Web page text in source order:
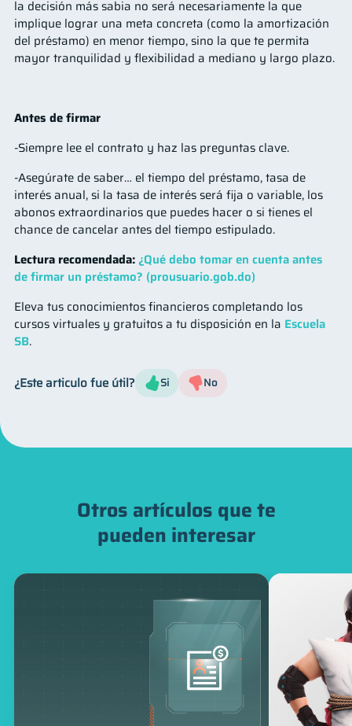
Otros artículos que te
pueden interesar
la decisión más sabia no será necesariamente la que
implique lograr una meta concreta (como la amortización
del préstamo) en menor tiempo, sino la que te permita
mayor tranquilidad y flexibilidad a mediano y largo plazo.
Antes de firmar
-Siempre lee el contrato y haz las preguntas clave.
-Asegúrate de saber… el tiempo del préstamo, tasa de
interés anual, si la tasa de interés será fija o variable, los
abonos extraordinarios que puedes hacer o si tienes el
chance de cancelar antes del tiempo estipulado.
Lectura recomendada:¿Qué debo tomar en cuenta antes
de firmar un préstamo? (prousuario.gob.do)
Eleva tus conocimientos financieros completando los
cursos virtuales y gratuitos a tu disposición en la Escuela
SB.
¿Este articulo fue útil? Si No